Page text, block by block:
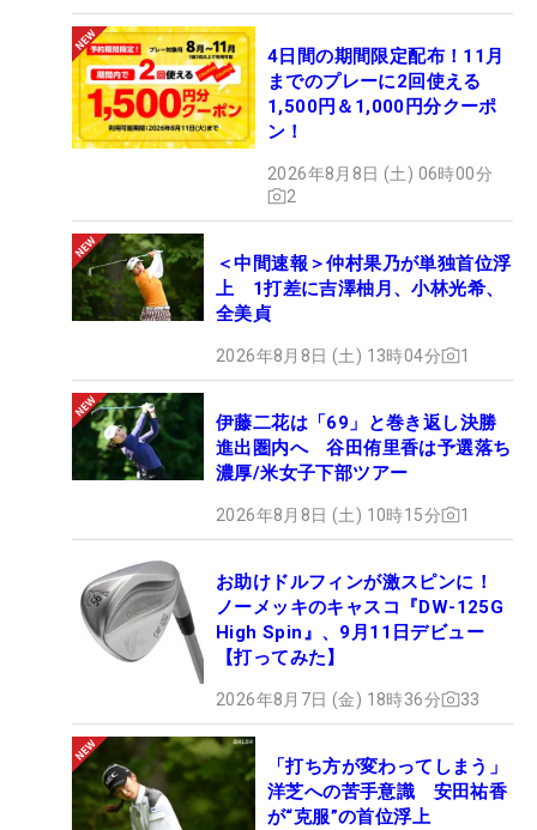
4日間の期間限定配布！11月
までのプレーに2回使える
1,500円＆1,000円分クーポ
ン！
2026年8月8日 (土) 06時00分
2
＜中間速報＞仲村果乃が単独首位浮
上 1打差に吉澤柚月、小林光希、
全美貞
2026年8月8日 (土) 13時04分 1
伊藤二花は「69」と巻き返し決勝
進出圏内へ 谷田侑里香は予選落ち
濃厚/米女子下部ツアー
2026年8月8日 (土) 10時15分 1
お助けドルフィンが激スピンに！
ノーメッキのキャスコ『DW-125G
High Spin』、9月11日デビュー
【打ってみた】
2026年8月7日 (金) 18時36分 33
「打ち方が変わってしまう」
洋芝への苦手意識 安田祐香
が“克服”の首位浮上